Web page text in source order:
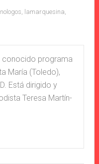
, lamarquesina,
conocido programa
María (Toledo),
Está dirigido y
Teresa Martín-